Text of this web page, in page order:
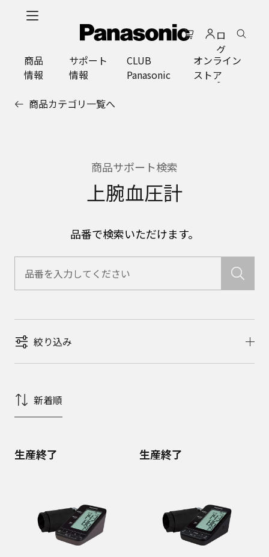
ロ
グ
イ
ン
商品
情報
サポート
情報
CLUB
Panasonic
オンライン
ストア
商品カテゴリ一覧へ
商品サポート検索
上腕血圧計
品番で検索いただけます。
絞り込み
新着順
生産終了 生産終了